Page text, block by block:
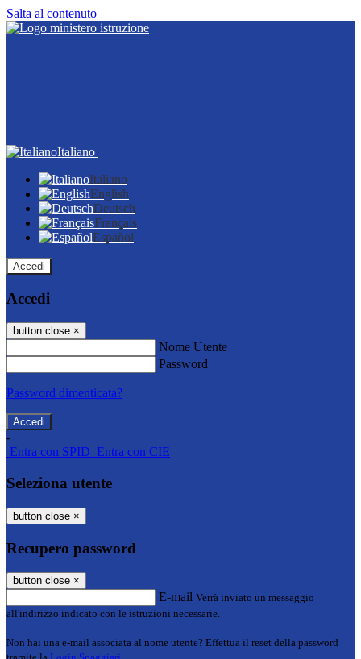
Salta al contenuto
Italiano
Italiano
English
Deutsch
Français
Español
Accedi
Accedi
button close ×
Nome Utente
Password
Password dimenticata?
-
Entra con SPID Entra con CIE
Seleziona utente
button close ×
Recupero password
button close ×
E-mail Verrà inviato un messaggio
all'indirizzo indicato con le istruzioni necessarie.
Non hai una e-mail associata al nome utente? Effettua il reset della password